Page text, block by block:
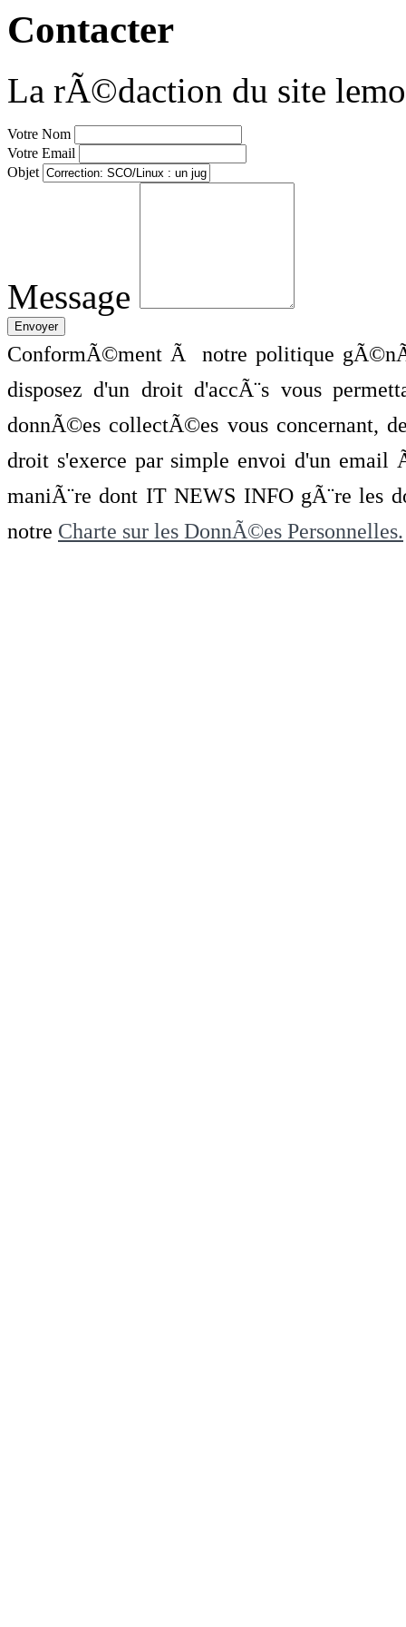
Contacter
La rÃ©daction du site
Votre Nom
Votre Email
Objet
Message
ConformÃ©ment Ã notre politique
disposez d'un droit d'accÃ¨s vous
donnÃ©es collectÃ©es vous concernant,
droit s'exerce par simple envoi d'un
maniÃ¨re dont IT NEWS INFO gÃ¨re les
notre Charte sur les DonnÃ©es Personnelles.